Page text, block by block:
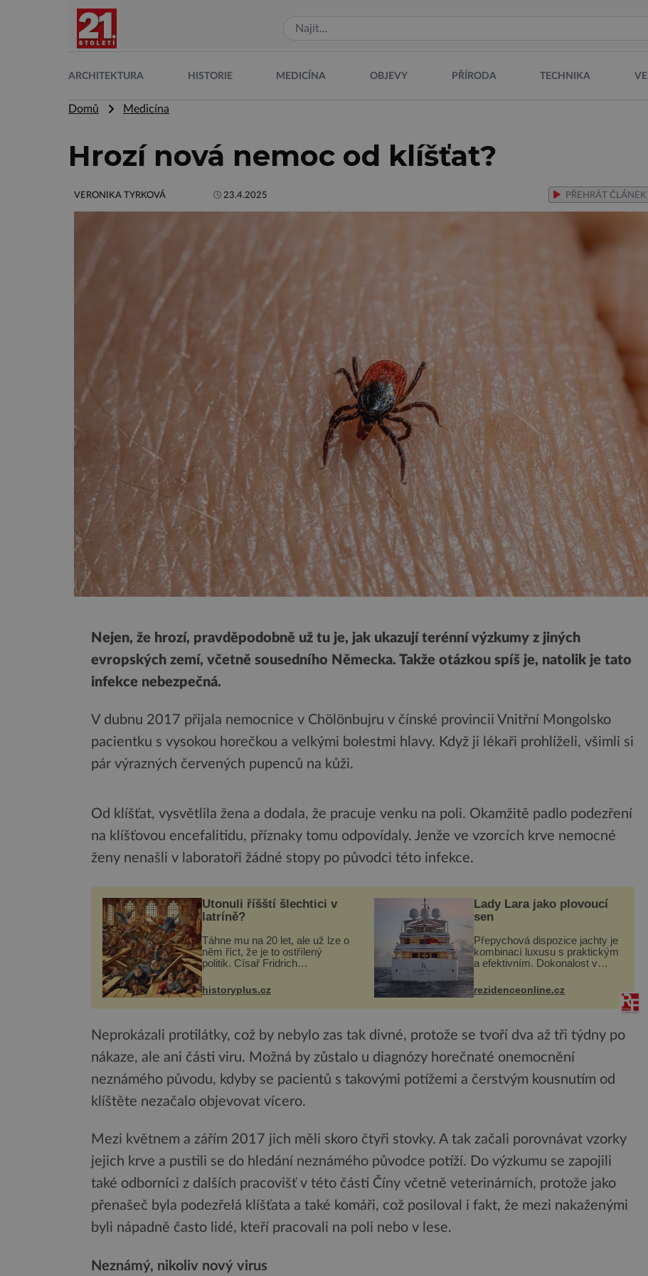
ARCHITEKTURA HISTORIE MEDICÍNA OBJEVY PŘÍRODA TECHNIKA
Domů Medicína
Hrozí nová nemoc od klíšťat?
VERONIKA TYRKOVÁ 23.4.2025 PŘEHRÁT ČLÁNEK
Nejen, že hrozí, pravděpodobně už tu je, jak ukazují terénní výzkumy z jiných
evropských zemí, včetně sousedního Německa. Takže otázkou spíš je, natolik je tato
infekce nebezpečná.
V dubnu 2017 přijala nemocnice v Chölönbujru v čínské provincii Vnitřní Mongolsko
pacientku s vysokou horečkou a velkými bolestmi hlavy. Když ji lékaři prohlíželi, všimli si
pár výrazných červených pupenců na kůži.
Od klíšťat, vysvětlila žena a dodala, že pracuje venku na poli. Okamžitě padlo podezření
na klíšťovou encefalitidu, příznaky tomu odpovídaly. Jenže ve vzorcích krve nemocné
ženy nenašli v laboratoři žádné stopy po původci této infekce.
Utonuli říšští šlechtici v
latríně?
Táhne mu na 20 let, ale už lze o
něm říct, že je to ostřílený
politik. Císař Fridrich
syna a dědice Jindřicha VI. do
Erfurtu, aby se stal
prostředníkem při řešení sporu
historyplus.cz
Lady Lara jako plovoucí
sen
Přepychová dispozice jachty je
kombinací luxusu s praktickým
a efektivním. Dokonalost v
značka Fendi Casa, kterou byly
vybaveny její paluby. Monacký
přístav nabízí každoročn...
rezidenceonline.cz
Neprokázali protilátky, což by nebylo zas tak divné, protože se tvoří dva až tři týdny po
nákaze, ale ani části viru. Možná by zůstalo u diagnózy horečnaté onemocnění
neznámého původu, kdyby se pacientů s takovými potížemi a čerstvým kousnutím od
klíštěte nezačalo objevovat vícero.
Mezi květnem a zářím 2017 jich měli skoro čtyři stovky. A tak začali porovnávat vzorky
jejich krve a pustili se do hledání neznámého původce potíží. Do výzkumu se zapojili
také odborníci z dalších pracovišť v této části Číny včetně veterinárních, protože jako
přenašeč byla podezřelá klíšťata a také komáři, což posiloval i fakt, že mezi nakaženými
byli nápadně často lidé, kteří pracovali na poli nebo v lese.
Neznámý, nikoliv nový virus